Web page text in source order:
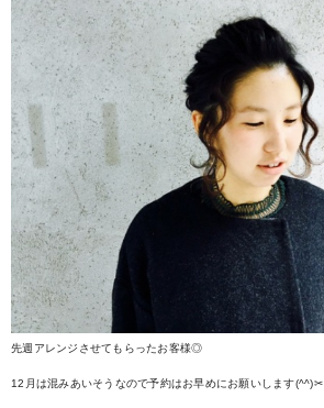
先週アレンジさせてもらったお客様◎
12月は混みあいそうなので予約はお早めにお願いします(^^)✂︎